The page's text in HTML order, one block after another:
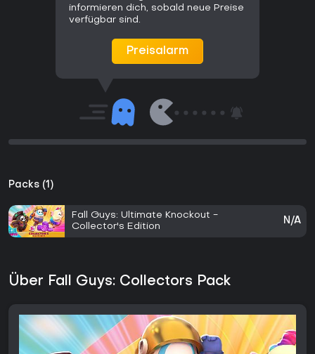
informieren dich, sobald neue Preise
verfügbar sind.
Preisalarm
Packs (1)
Fall Guys: Ultimate Knockout -
Collector's Edition
N/A
Über Fall Guys: Collectors Pack